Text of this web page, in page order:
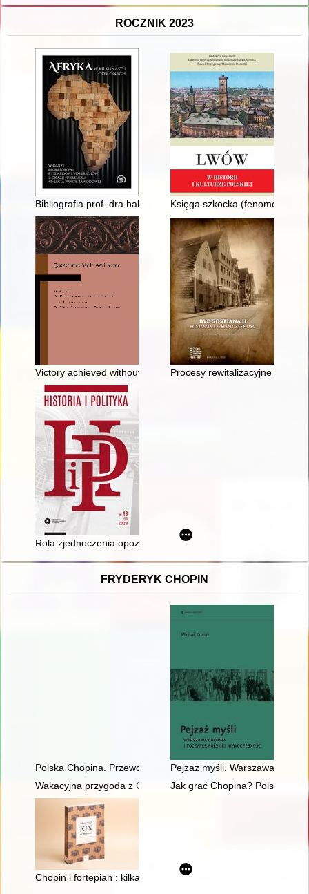
ROCZNIK 2023
Bibliografia prof. dra hab. Ryszarda Vorbricha
Księga szkocka (fenomen
Victory achieved without fighting, or the doctrine of
Procesy rewitalizacyjne w
Rola zjednoczenia opozycyjnego "Ludowa Rada Ukrainy" w
FRYDERYK CHOPIN
Polska Chopina. Przewodnik po miejscach związanych z
Pejzaż myśli. Warszawa
Wakacyjna przygoda z Chopinem" w Muzeum Niepodległości
Jak grać Chopina? Polska
Chopin i fortepian : kilka uwag o relacji człowieka z